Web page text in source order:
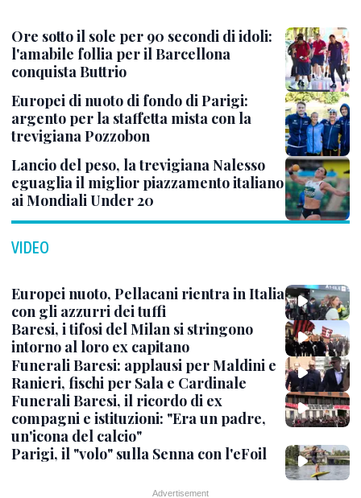
Ore sotto il sole per 90 secondi di idoli:
l'amabile follia per il Barcellona
conquista Buttrio
Europei di nuoto di fondo di Parigi:
argento per la staffetta mista con la
trevigiana Pozzobon
Lancio del peso, la trevigiana Nalesso
eguaglia il miglior piazzamento italiano
ai Mondiali Under 20
VIDEO
Europei nuoto, Pellacani rientra in Italia
con gli azzurri dei tuffi
Baresi, i tifosi del Milan si stringono
intorno al loro ex capitano
Funerali Baresi: applausi per Maldini e
Ranieri, fischi per Sala e Cardinale
Funerali Baresi, il ricordo di ex
compagni e istituzioni: "Era un padre,
un'icona del calcio"
Parigi, il "volo" sulla Senna con l'eFoil